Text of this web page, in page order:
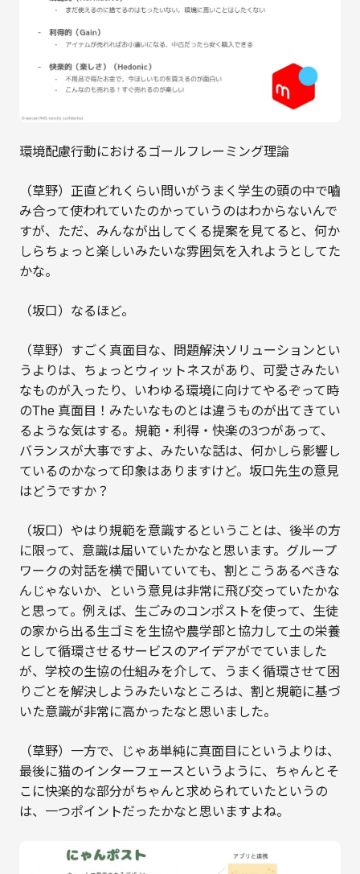
環境配慮行動におけるゴールフレーミング理論
（草野）正直どれくらい問いがうまく学生の頭の中で嚙
み合って使われていたのかっていうのはわからないんで
すが、ただ、みんなが出してくる提案を見てると、何か
しらちょっと楽しいみたいな雰囲気を入れようとしてた
かな。
（坂口）なるほど。
（草野）すごく真面目な、問題解決ソリューションとい
うよりは、ちょっとウィットネスがあり、可愛さみたい
なものが入ったり、いわゆる環境に向けてやるぞって時
のThe 真面目！みたいなものとは違うものが出てきてい
るような気はする。規範・利得・快楽の3つがあって、
バランスが大事ですよ、みたいな話は、何かしら影響し
ているのかなって印象はありますけど。坂口先生の意見
はどうですか？
（坂口）やはり規範を意識するということは、後半の方
に限って、意識は届いていたかなと思います。グループ
ワークの対話を横で聞いていても、割とこうあるべきな
んじゃないか、という意見は非常に飛び交っていたかな
と思って。例えば、生ごみのコンポストを使って、生徒
の家から出る生ゴミを生協や農学部と協力して土の栄養
として循環させるサービスのアイデアがでていました
が、学校の生協の仕組みを介して、うまく循環させて困
りごとを解決しようみたいなところは、割と規範に基づ
いた意識が非常に高かったなと思いました。
（草野）一方で、じゃあ単純に真面目にというよりは、
最後に猫のインターフェースというように、ちゃんとそ
こに快楽的な部分がちゃんと求められていたというの
は、一つポイントだったかなと思いますよね。